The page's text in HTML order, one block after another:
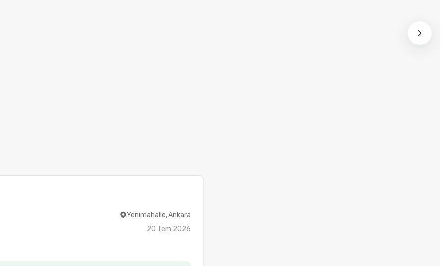
Yenimahalle, Ankara
20 Tem 2026